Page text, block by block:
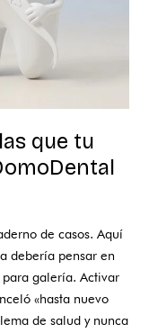
que tu
de casos. Aquí
debería pensar en
galería. Activar
«hasta nuevo
de salud y nunca